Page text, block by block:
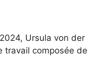
Ursula von der
travail composée de